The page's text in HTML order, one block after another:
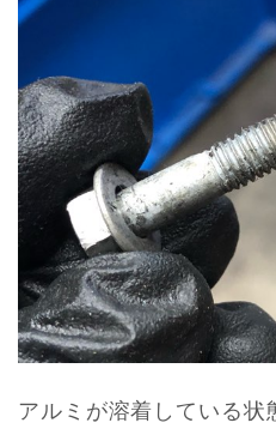
アルミが溶着している状